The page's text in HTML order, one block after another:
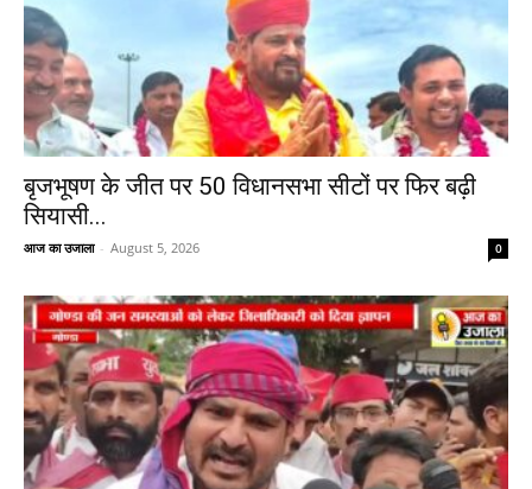
बृजभूषण के जीत पर 50 विधानसभा सीटों पर फिर बढ़ी
सियासी...
आज का उजाला - August 5, 2026 0